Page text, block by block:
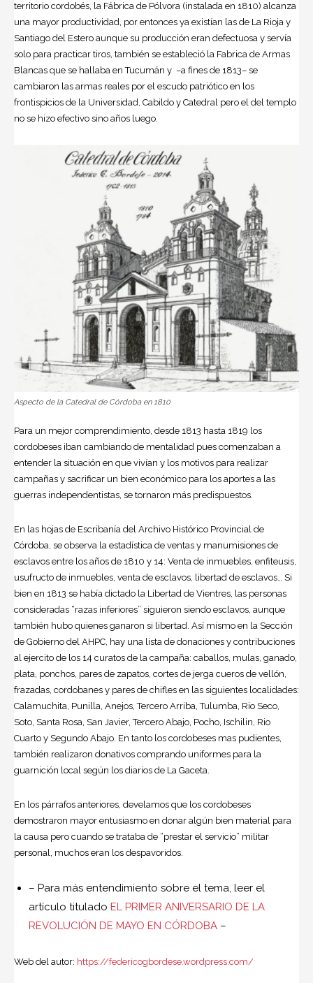
territorio cordobés, la Fábrica de Pólvora (instalada en 1810) alcanza
una mayor productividad, por entonces ya existían las de La Rioja y
Santiago del Estero aunque su producción eran defectuosa y servía
solo para practicar tiros, también se estableció la Fabrica de Armas
Blancas que se hallaba en Tucumán y –a fines de 1813– se
cambiaron las armas reales por el escudo patriótico en los
frontispicios de la Universidad, Cabildo y Catedral pero el del templo
no se hizo efectivo sino años luego.
Aspecto de la Catedral de Córdoba en 1810
Para un mejor comprendimiento, desde 1813 hasta 1819 los
cordobeses iban cambiando de mentalidad pues comenzaban a
entender la situación en que vivían y los motivos para realizar
campañas y sacrificar un bien económico para los aportes a las
guerras independentistas, se tornaron más predispuestos.
En las hojas de Escribanía del Archivo Histórico Provincial de
Córdoba, se observa la estadística de ventas y manumisiones de
esclavos entre los años de 1810 y 14: Venta de inmuebles, enfiteusis,
usufructo de inmuebles, venta de esclavos, libertad de esclavos… Si
bien en 1813 se había dictado la Libertad de Vientres, las personas
consideradas “razas inferiores” siguieron siendo esclavos, aunque
también hubo quienes ganaron si libertad. Así mismo en la Sección
de Gobierno del AHPC, hay una lista de donaciones y contribuciones
al ejercito de los 14 curatos de la campaña: caballos, mulas, ganado,
plata, ponchos, pares de zapatos, cortes de jerga cueros de vellón,
frazadas, cordobanes y pares de chifles en las siguientes localidades:
Calamuchita, Punilla, Anejos, Tercero Arriba, Tulumba, Rio Seco,
Soto, Santa Rosa, San Javier, Tercero Abajo, Pocho, Ischilin, Rio
Cuarto y Segundo Abajo. En tanto los cordobeses mas pudientes,
también realizaron donativos comprando uniformes para la
guarnición local según los diarios de La Gaceta.
En los párrafos anteriores, develamos que los cordobeses
demostraron mayor entusiasmo en donar algún bien material para
la causa pero cuando se trataba de “prestar el servicio” militar
personal, muchos eran los despavoridos.
– Para más entendimiento sobre el tema, leer el
artículo titulado EL PRIMER ANIVERSARIO DE LA
REVOLUCIÓN DE MAYO EN CÓRDOBA –
Web del autor: https://federicogbordese.wordpress.com/